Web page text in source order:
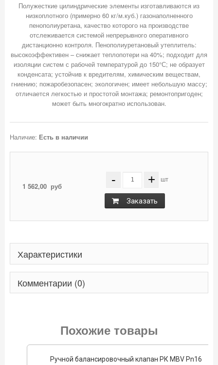
Полужесткие цилиндрические элементы изготавливаются из
низкоплотного (примерно 60 кг/м.куб.) газонаполненного
пенополиуретана, качество которого на производстве
отслеживается системой непрерывного оперативного
дистанционно контроля. Пенополиуретановый утеплитель:
высокоэффективен – снижает теплопотери на 40%; подходит для
изоляции систем с рабочей температурой до 150°С; не образует
конденсата; устойчив к вредителям, химическим веществам,
гниению; пожаробезопасен; экологичен; имеет небольшую массу;
отличается легкостью и простотой монтажа; ремонтопригоден;
Наличие: Есть в наличии
1 562,00руб - + шт
Заказать
Характеристики
Комментарии (0)
Похожие товары
Ручной балансировочный клапан РК MBV Pn16